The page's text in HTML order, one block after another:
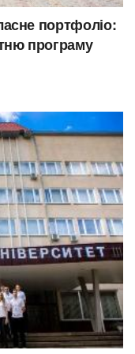
портфоліо:
програму